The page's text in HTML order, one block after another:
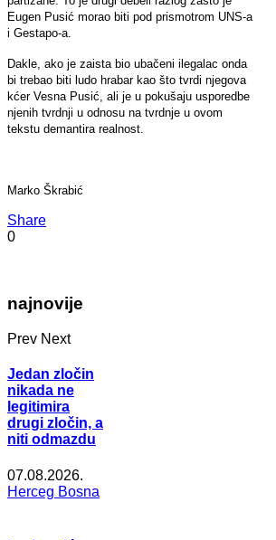
Eugen Pusić morao biti pod prismotrom UNS-a
i Gestapo-a.
Dakle, ako je zaista bio ubačeni ilegalac onda
bi trebao biti ludo hrabar kao što tvrdi njegova
kćer Vesna Pusić, ali je u pokušaju usporedbe
njenih tvrdnji u odnosu na tvrdnje u ovom
tekstu demantira realnost.
Marko Škrabić
Share
0
najnovije
Prev Next
Jedan zločin
nikada ne
legitimira
drugi zločin, a
niti odmazdu
07.08.2026.
Herceg Bosna